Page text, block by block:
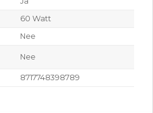
60 Watt
Nee
Nee
8717748398789